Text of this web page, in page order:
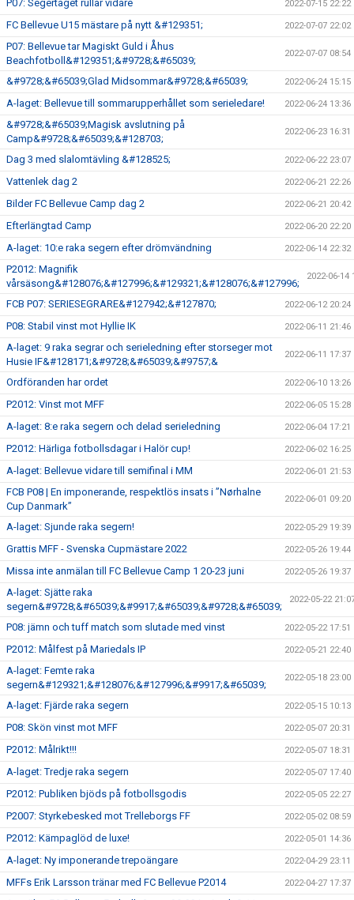
P07: Segertåget rullar vidare 2022-07-15 22:22
FC Bellevue U15 mästare på nytt &#129351; 2022-07-07 22:02
P07: Bellevue tar Magiskt Guld i Åhus
Beachfotboll&#129351;&#9728;&#65039;
2022-07-07 08:54
&#9728;&#65039;Glad Midsommar&#9728;&#65039; 2022-06-24 15:15
A-laget: Bellevue till sommarupperhållet som serieledare! 2022-06-24 13:36
&#9728;&#65039;Magisk avslutning på
Camp&#9728;&#65039;&#128703;
2022-06-23 16:31
Dag 3 med slalomtävling &#128525; 2022-06-22 23:07
Vattenlek dag 2 2022-06-21 22:26
Bilder FC Bellevue Camp dag 2 2022-06-21 20:42
Efterlängtad Camp 2022-06-20 22:20
A-laget: 10:e raka segern efter drömvändning 2022-06-14 22:32
P2012: Magnifik
vårsäsong&#128076;&#127996;&#129321;&#128076;&#127996;
2022-06-14
FCB P07: SERIESEGRARE&#127942;&#127870; 2022-06-12 20:24
P08: Stabil vinst mot Hyllie IK 2022-06-11 21:46
A-laget: 9 raka segrar och serieledning efter storseger mot
Husie IF&#128171;&#9728;&#65039;&#9757;&
2022-06-11 17:37
Ordföranden har ordet 2022-06-10 13:26
P2012: Vinst mot MFF 2022-06-05 15:28
A-laget: 8:e raka segern och delad serieledning 2022-06-04 17:21
P2012: Härliga fotbollsdagar i Halör cup! 2022-06-02 16:25
A-laget: Bellevue vidare till semifinal i MM 2022-06-01 21:53
FCB P08 | En imponerande, respektlös insats i ”Nørhalne
Cup Danmark”
2022-06-01 09:20
A-laget: Sjunde raka segern! 2022-05-29 19:39
Grattis MFF - Svenska Cupmästare 2022 2022-05-26 19:44
Missa inte anmälan till FC Bellevue Camp 1 20-23 juni 2022-05-26 19:37
A-laget: Sjätte raka
segern&#9728;&#65039;&#9917;&#65039;&#9728;&#65039;
2022-05-22
P08: jämn och tuff match som slutade med vinst 2022-05-22 17:51
P2012: Målfest på Mariedals IP 2022-05-21 22:40
A-laget: Femte raka
segern&#129321;&#128076;&#127996;&#9917;&#65039;
2022-05-18 23:00
A-laget: Fjärde raka segern 2022-05-15 10:13
P08: Skön vinst mot MFF 2022-05-07 20:31
P2012: Målrikt!!! 2022-05-07 18:31
A-laget: Tredje raka segern 2022-05-07 17:40
P2012: Publiken bjöds på fotbollsgodis 2022-05-05 22:27
P2007: Styrkebesked mot Trelleborgs FF 2022-05-02 08:59
P2012: Kämpaglöd de luxe! 2022-05-01 14:36
A-laget: Ny imponerande trepoängare 2022-04-29 23:11
MFFs Erik Larsson tränar med FC Bellevue P2014 2022-04-27 17:37